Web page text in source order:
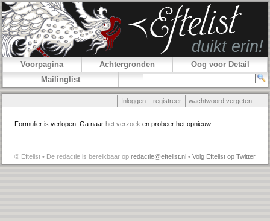
Voorpagina Achtergronden
Oog voor Detail
Mailinglist
Inloggen registreer wachtwoord vergeten
Formulier is verlopen. Ga naar het verzoek en probeer het opnieuw.
© Eftelist • De redactie is bereikbaar op redactie@eftelist.nl • Volg Eftelist op Twitter